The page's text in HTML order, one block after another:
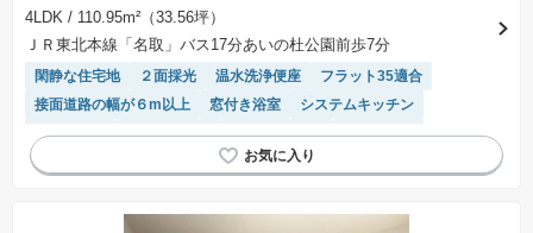
4LDK / 110.95m²（33.56坪）
ＪＲ東北本線「名取」バス17分あいの杜公園前歩7分
閑静な住宅地 ２面採光 温水洗浄便座
フラット35適合
接面道路の幅が６m以上
窓付き浴室
システムキッチン
陽当り良好
バリアフリー トイレ2個以上
浴室乾燥機
長期優良住宅
オール電化
IHクッキングヒーター